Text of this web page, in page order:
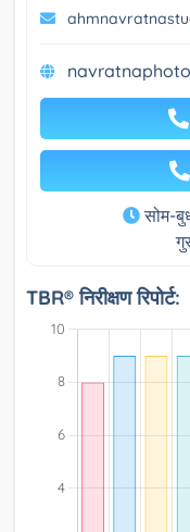
सोम-
TBR® निरीक्षण रिपोर्ट: